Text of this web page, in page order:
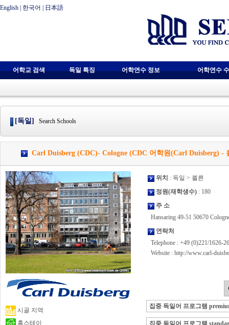
English 한국어 日本語
어학교 검색 독일 특징 어학연수 정보 어학연수
[독일] Search Schools
Carl Duisberg (CDC)- Cologne (CDC 어학원(Carl Duisberg) -
시골 지역
홈스테이
위치 : 독일 > 쾰른
정원(재학생수) : 180
주 소
Hansaring 49-51 50670
연락처
Telephone : +49 (0)221/1626-
Website : http://www.carl-
집중 독일어 프로그램
집중 독일어 프로그램